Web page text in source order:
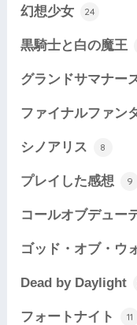
幻想少女 24
黒騎士と白の魔王
グランドサマナー
ファイナルファン
シノアリス 8
プレイした感想 9
コールオブデュー
ゴッド・オブ・ウ
Dead by Daylight
フォートナイト 11